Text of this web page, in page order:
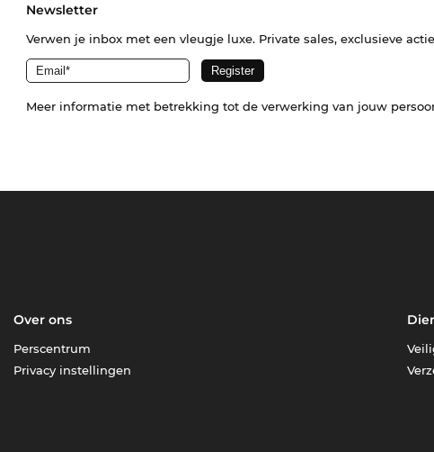
Newsletter
Verwen je inbox met een vleugje luxe. Private sales, exclusieve
Meer informatie met betrekking tot de verwerking van jouw
Over ons
Perscentrum
Privacy instellingen